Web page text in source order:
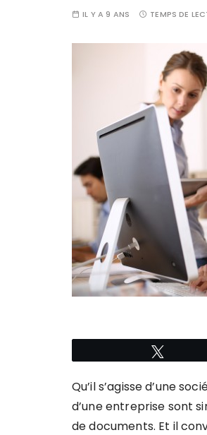
IL Y A 9 ANS TEMPS DE
Qu’il s’agisse d’une
d’une entreprise sont
de documents. Et il